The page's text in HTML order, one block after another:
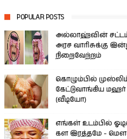
POPULAR POSTS
அல்லாஹ்வின்
அரச வாரிசுக்கு
நிறைவேற்றம்
கொழும்பில்
கேட்டுவாங்கிய
(வீடியோ)
எங்கள் உடம்பில்
கள இரத்­தமே -